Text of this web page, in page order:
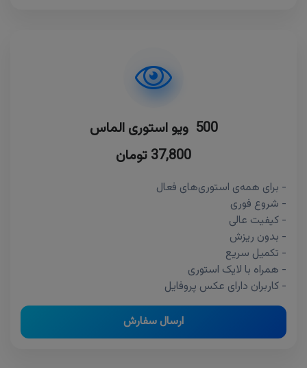
500 ویو استوری الماس
37,800 تومان
- برای همه‌ی استوری‌های فعال
- شروع فوری
- کیفیت عالی
- بدون ریزش
- تکمیل سریع
- همراه با لایک استوری
- کاربران دارای عکس پروفایل
ارسال سفارش